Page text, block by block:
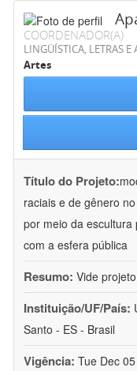
COORDENADOR(A)
LINGÜÍSTICA, LETRAS E
Artes
Título do Projeto:
raciais e de gênero
por meio da escultura
com a esfera pública
Resumo: Vide
Instituição/UF/País:
Santo - ES - Brasil
Vigência: Tue Dec